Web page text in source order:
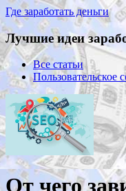
Где заработать деньги
Лучшие идеи
Все статьи
Пользовательское
От чего